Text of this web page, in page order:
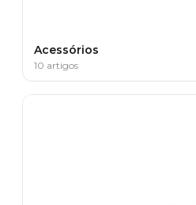
Acessórios
10 artigos